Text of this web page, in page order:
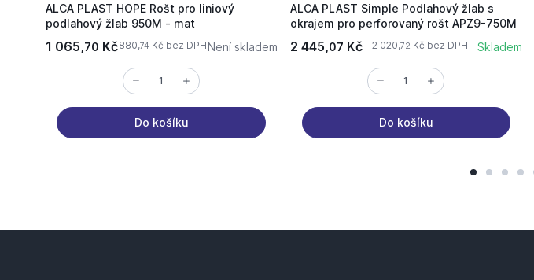
ALCA PLAST HOPE Rošt pro liniový
podlahový žlab 950M - mat
1 065,70 Kč880,74 Kč bez DPHNení skladem
Do košíku
ALCA PLAST Simple Podlahový žlab s
okrajem pro perforovaný rošt APZ9-750M
2 445,07 Kč 2 020,72 Kč bez DPH Skladem
Do košíku